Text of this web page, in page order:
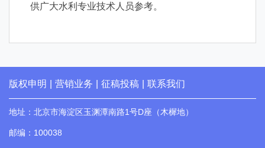
供广大水利专业技术人员参考。
版权申明 营销业务 征稿投稿 联系我们
地址：北京市海淀区玉渊潭南路1号D座（木樨地）
邮编：100038